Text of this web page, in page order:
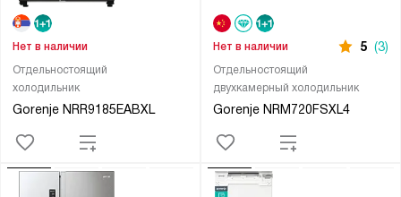
Отдельностоящий
холодильник
Gorenje NRR9185EABXL
Нет в наличии
Отдельностоящий
двухкамерный холодильник
Gorenje NRM720FSXL4
Нет в наличии 5 (3)